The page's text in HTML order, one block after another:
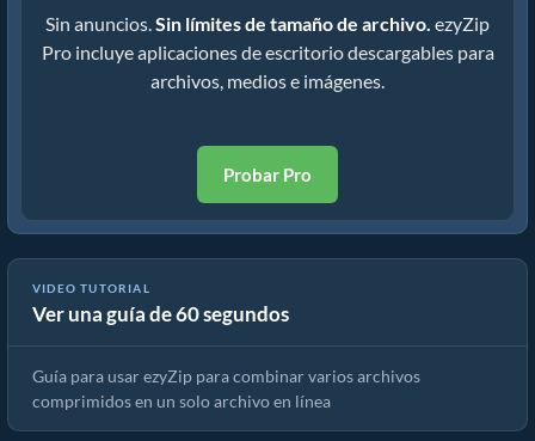
Sin anuncios.Sin límites de tamaño de archivo. ezyZip
Pro incluye aplicaciones de escritorio descargables para
archivos, medios e imágenes.
Probar Pro
VIDEO TUTORIAL
Ver una guía de 60 segundos
🗂️ ¡combina Varios Archivos Comprimidos Online! ¡gratis Y Fácil!
Guía para usar ezyZip para combinar varios archivos
comprimidos en un solo archivo en línea